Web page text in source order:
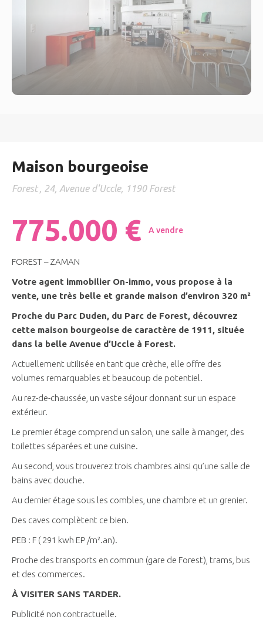
Maison bourgeoise
Forest , 24, Avenue d'Uccle, 1190 Forest
775.000 € A vendre
FOREST – ZAMAN
Votre agent immobilier On-immo, vous propose à la
vente, une très belle et grande maison d’environ 320 m²
Proche du Parc Duden, du Parc de Forest, découvrez
cette maison bourgeoise de caractère de 1911, située
dans la belle Avenue d’Uccle à Forest.
Actuellement utilisée en tant que crèche, elle offre des
volumes remarquables et beaucoup de potentiel.
Au rez-de-chaussée, un vaste séjour donnant sur un espace
extérieur.
Le premier étage comprend un salon, une salle à manger, des
toilettes séparées et une cuisine.
Au second, vous trouverez trois chambres ainsi qu’une salle de
bains avec douche.
Au dernier étage sous les combles, une chambre et un grenier.
Des caves complètent ce bien.
PEB : F ( 291 kwh EP /m².an).
Proche des transports en commun (gare de Forest), trams, bus
et des commerces.
À VISITER SANS TARDER.
Publicité non contractuelle.